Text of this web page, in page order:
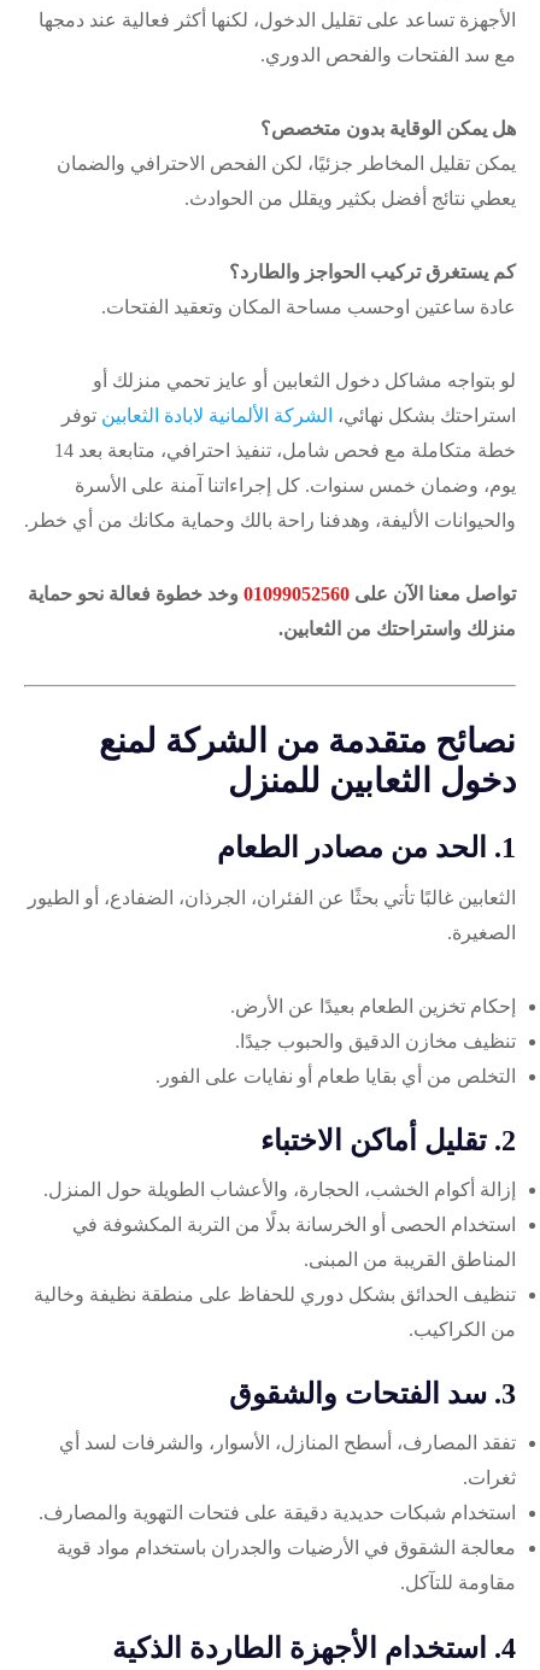
الأجهزة تساعد على تقليل الدخول، لكنها أكثر فعالية عند دمجها
مع سد الفتحات والفحص الدوري.
هل يمكن الوقاية بدون متخصص؟
يمكن تقليل المخاطر جزئيًا، لكن الفحص الاحترافي والضمان
يعطي نتائج أفضل بكثير ويقلل من الحوادث.
كم يستغرق تركيب الحواجز والطارد؟
عادة ساعتين اوحسب مساحة المكان وتعقيد الفتحات.
لو بتواجه مشاكل دخول الثعابين أو عايز تحمي منزلك أو
استراحتك بشكل نهائي، الشركة الألمانية لابادة الثعابين توفر
خطة متكاملة مع فحص شامل، تنفيذ احترافي، متابعة بعد 14
يوم، وضمان خمس سنوات. كل إجراءاتنا آمنة على الأسرة
والحيوانات الأليفة، وهدفنا راحة بالك وحماية مكانك من أي خطر.
تواصل معنا الآن على 01099052560 وخد خطوة فعالة نحو حماية
منزلك واستراحتك من الثعابين.
نصائح متقدمة من الشركة لمنع
دخول الثعابين للمنزل
1. الحد من مصادر الطعام
الثعابين غالبًا تأتي بحثًا عن الفئران، الجرذان، الضفادع، أو الطيور
الصغيرة.
إحكام تخزين الطعام بعيدًا عن الأرض.
تنظيف مخازن الدقيق والحبوب جيدًا.
التخلص من أي بقايا طعام أو نفايات على الفور.
2. تقليل أماكن الاختباء
إزالة أكوام الخشب، الحجارة، والأعشاب الطويلة حول المنزل.
استخدام الحصى أو الخرسانة بدلًا من التربة المكشوفة في
المناطق القريبة من المبنى.
تنظيف الحدائق بشكل دوري للحفاظ على منطقة نظيفة وخالية
من الكراكيب.
3. سد الفتحات والشقوق
تفقد المصارف، أسطح المنازل، الأسوار، والشرفات لسد أي
ثغرات.
استخدام شبكات حديدية دقيقة على فتحات التهوية والمصارف.
معالجة الشقوق في الأرضيات والجدران باستخدام مواد قوية
مقاومة للتآكل.
4. استخدام الأجهزة الطاردة الذكية